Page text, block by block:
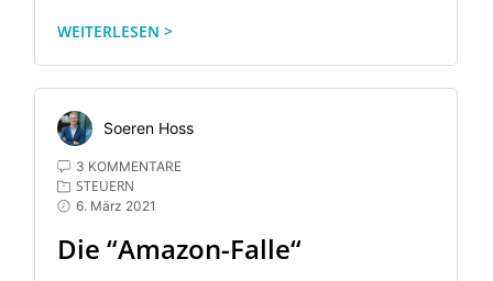
WEITERLESEN >
Soeren Hoss
3 KOMMENTARE
STEUERN
6. März 2021
Die “Amazon-Falle“